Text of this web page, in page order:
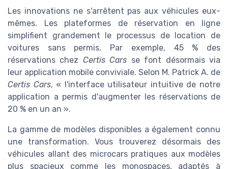
Les innovations ne s'arrêtent pas aux véhicules eux-
mêmes. Les plateformes de réservation en ligne
simplifient grandement le processus de location de
voitures sans permis. Par exemple, 45 % des
réservations chez Certis Cars se font désormais via
leur application mobile conviviale. Selon M. Patrick A. de
Certis Cars, « l'interface utilisateur intuitive de notre
application a permis d'augmenter les réservations de
20 % en un an ».
La gamme de modèles disponibles a également connu
une transformation. Vous trouverez désormais des
véhicules allant des microcars pratiques aux modèles
plus spacieux comme les monospaces, adaptés à